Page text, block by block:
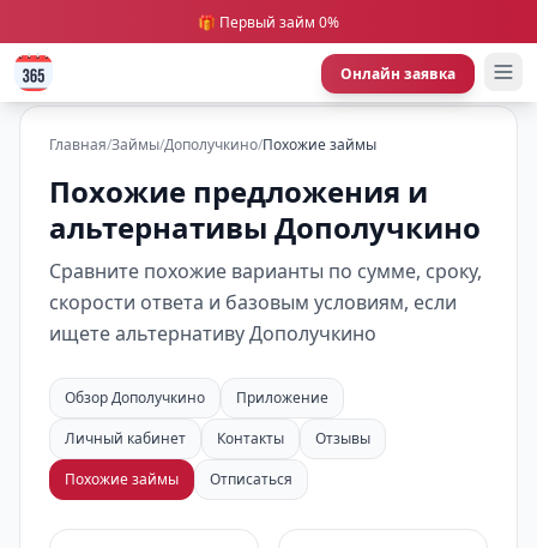
🎁 Первый займ 0%
Онлайн заявка
Главная/Займы/Дополучкино/Похожие займы
Похожие предложения и
альтернативы Дополучкино
Сравните похожие варианты по сумме, сроку,
скорости ответа и базовым условиям, если
ищете альтернативу Дополучкино
Обзор Дополучкино
Приложение
Личный кабинет
Контакты
Отзывы
Похожие займы
Отписаться